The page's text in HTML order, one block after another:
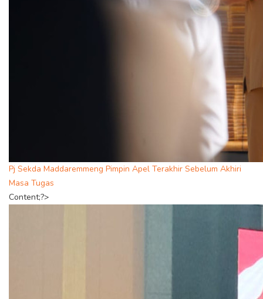
Pj Sekda Maddaremmeng Pimpin Apel Terakhir Sebelum Akhiri
Masa Tugas
Content;?>